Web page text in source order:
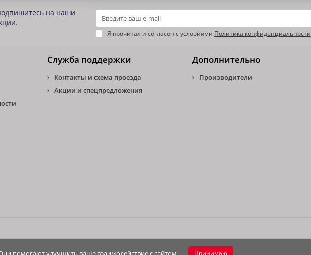
Принимаю
на наши
Я прочитал и согласен с условиями Политика конфиденциальности
Служба поддержки
Контакты и схема проезда
Акции и спецпредложения
Дополнительно
Производители